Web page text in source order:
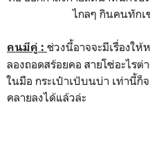
ไกลๆ กินคนทักเ
คนมีคู่ : ช่วงนี้อาจจะมีเรื่องใ
ลองถอดสร้อยคอ สายโซ่อะไร
ในมือ กระเป๋าเป้บนบ่า เท่านี้ก็
คลายลงได้แล้วล่ะ